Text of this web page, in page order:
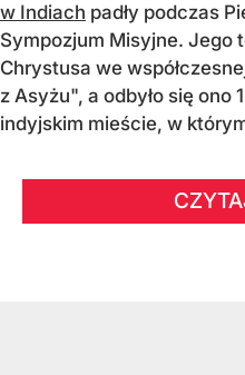
w Indiach padły podczas
Sympozjum Misyjne. Jego
Chrystusa we
z Asyżu", a odbyło się ono
indyjskim mieście, w